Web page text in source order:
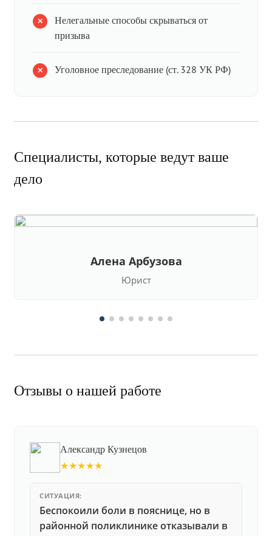
Нелегальные способы скрываться от
призыва
Уголовное преследование (ст. 328 УК РФ)
Специалисты, которые ведут ваше
дело
Алена Арбузова
Юрист
Отзывы о нашей работе
Александр Кузнецов
★★★★★
СИТУАЦИЯ:
Беспокоили боли в пояснице, но в
районной поликлинике отказывали в